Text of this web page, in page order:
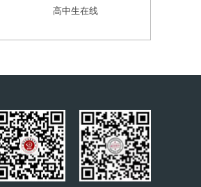
高中生在线